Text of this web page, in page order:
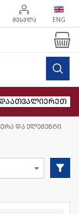
ᲨᲔᲡᲕᲚᲐ ENG
და ელემენტი